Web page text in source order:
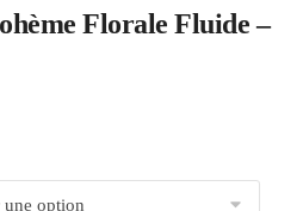
Florale Fluide –